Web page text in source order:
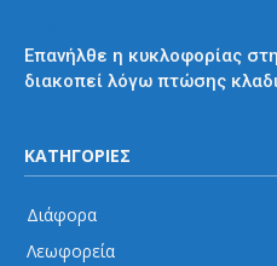
Επανήλθε η κυκλοφορίας
διακοπεί λόγω πτώσης
ΚΑΤΗΓΟΡΙΕΣ
Διάφορα
Λεωφορεία